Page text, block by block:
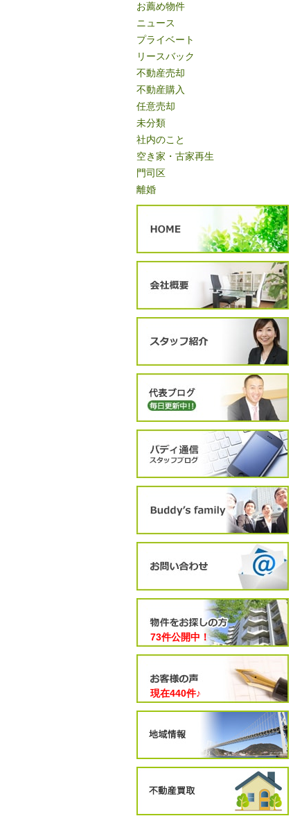
お薦め物件
ニュース
プライベート
リースバック
不動産売却
不動産購入
任意売却
未分類
社内のこと
空き家・古家再生
門司区
離婚
73件公開中！
現在440件♪